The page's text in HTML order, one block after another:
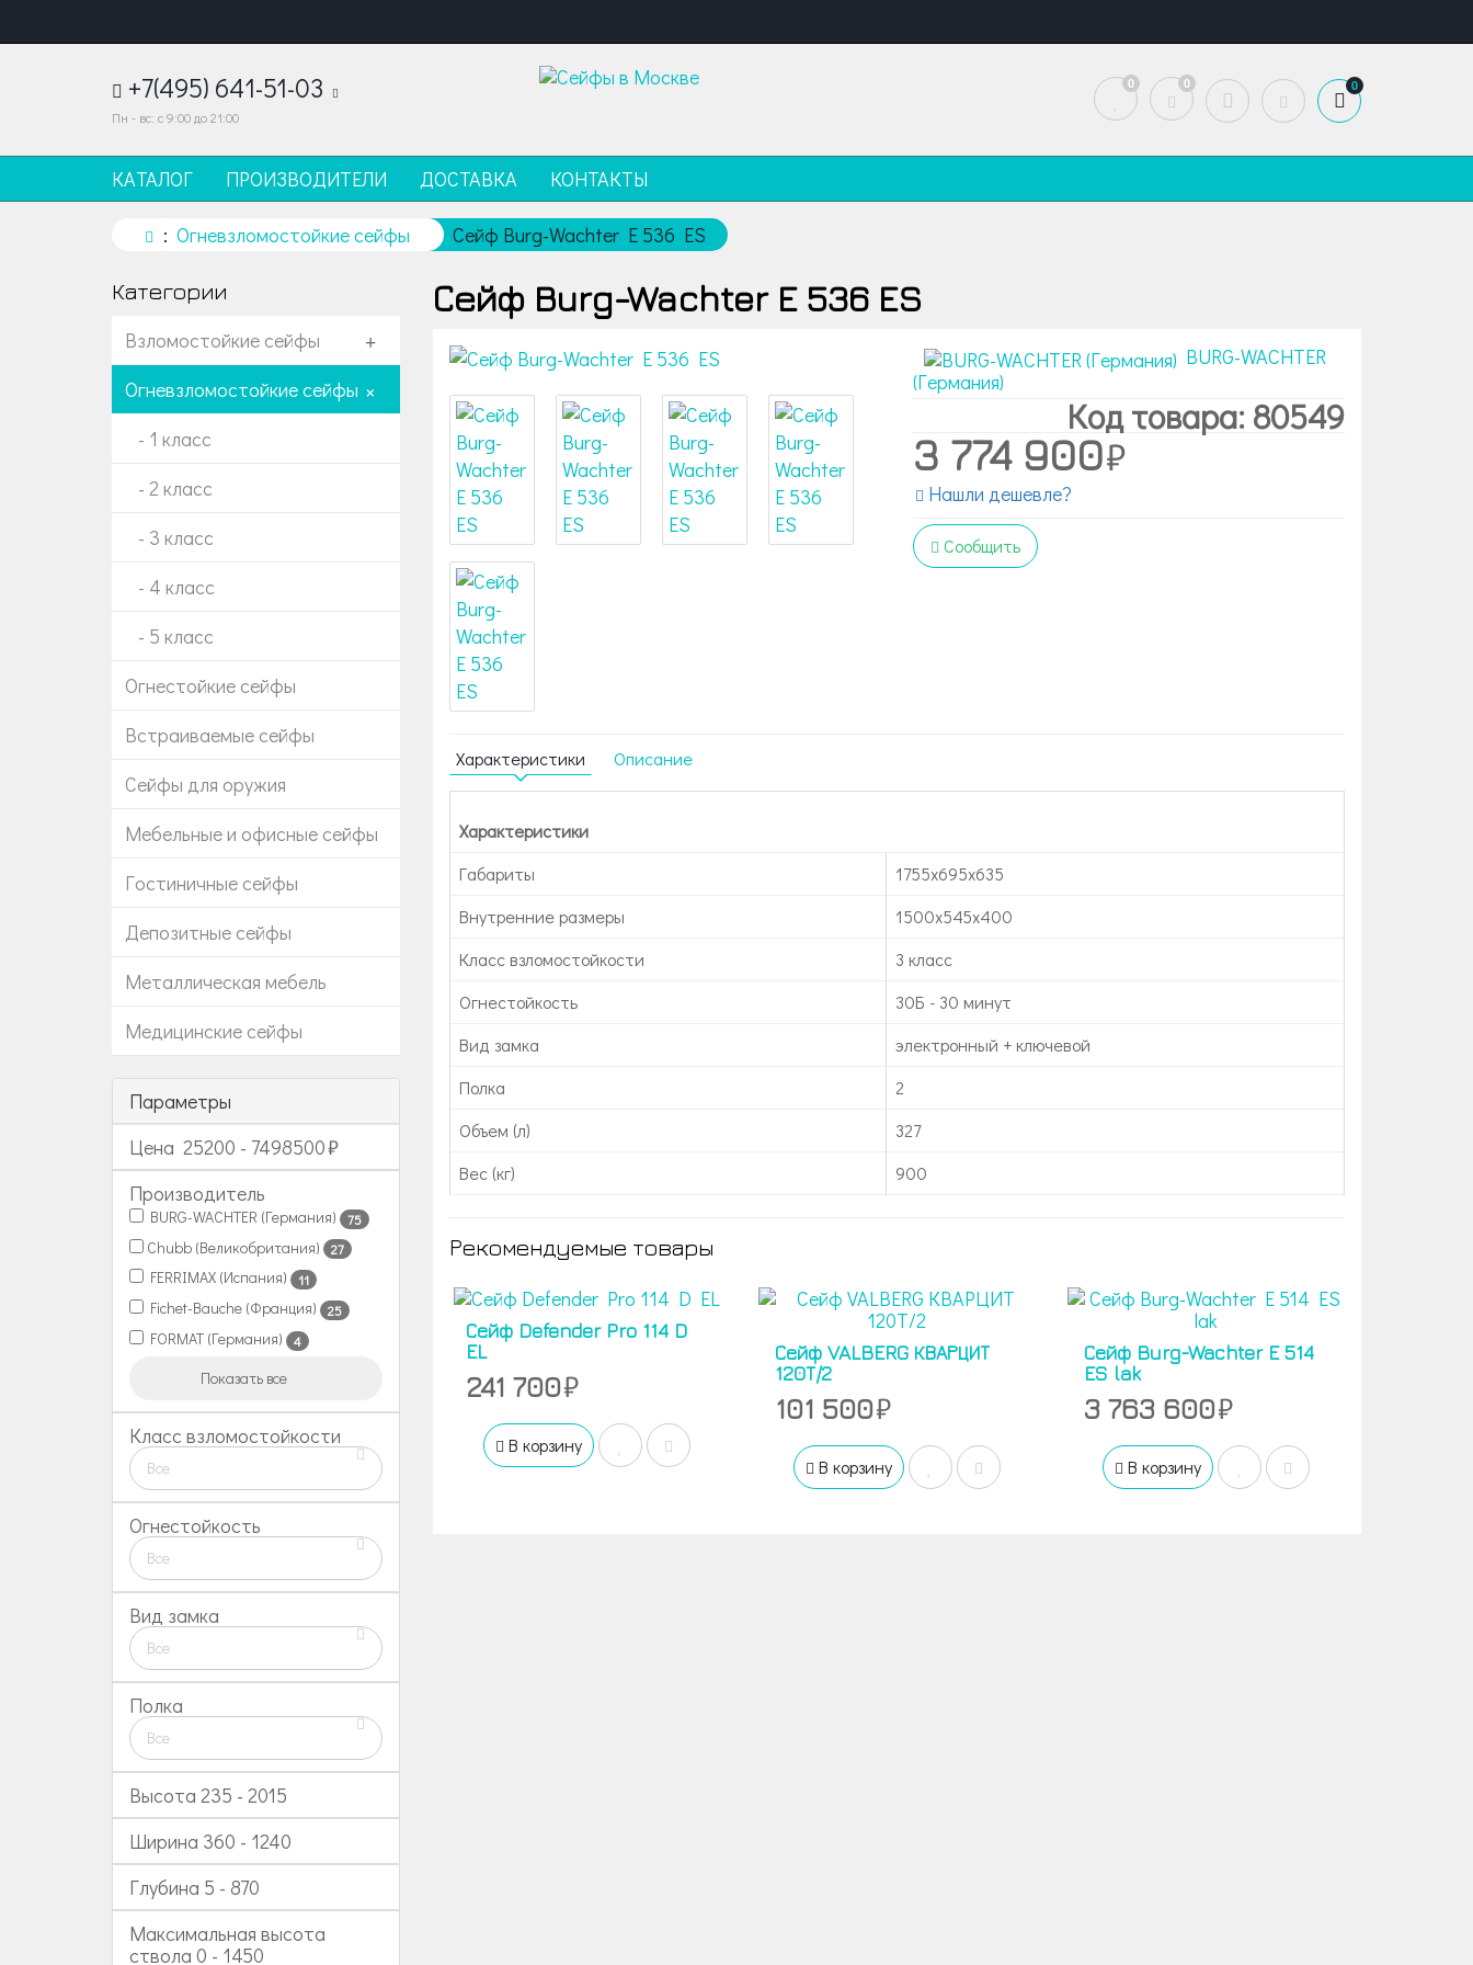
+7(495) 641-51-03
Пн - вс: с 9:00 до 21:00
0 0 0
КАТАЛОГ ПРОИЗВОДИТЕЛИ ДОСТАВКА КОНТАКТЫ
Огневзломостойкие сейфы Сейф Burg-Wachter E 536 ES
Категории
Взломостойкие сейфы +
Огневзломостойкие сейфы +
- 1 класс
- 2 класс
- 3 класс
- 4 класс
- 5 класс
Огнестойкие сейфы
Встраиваемые сейфы
Сейфы для оружия
Мебельные и офисные сейфы
Гостиничные сейфы
Депозитные сейфы
Металлическая мебель
Медицинские сейфы
Параметры
Цена 25200 - 7498500
Производитель
BURG-WACHTER (Германия) 75
Chubb (Великобритания) 27
FERRIMAX (Испания) 11
Fichet-Bauche (Франция) 25
FORMAT (Германия) 4
Показать все
Класс взломостойкости
Все
Огнестойкость
Все
Вид замка
Все
Полка
Все
Высота 235 - 2015
Ширина 360 - 1240
Глубина 5 - 870
Максимальная высота
ствола 0 - 1450
Сейф Burg-Wachter E 536 ES
BURG-WACHTER
(Германия)
Код товара: 80549
3 774 900
Нашли дешевле?
Сообщить
Характеристики Описание
Характеристики
Габариты
1755x695x635
Внутренние размеры
1500х545х400
Класс взломостойкости
3 класс
Огнестойкость
30Б - 30 минут
Вид замка
электронный + ключевой
Полка
2
Объем (л)
327
Вес (кг)
900
Рекомендуемые товары
Сейф Defender Pro 114 D
EL
241 700
В корзину
Сейф VALBERG КВАРЦИТ
120Т/2
101 500
В корзину
Сейф Burg-Wachter E 514
ES lak
3 763 600
В корзину